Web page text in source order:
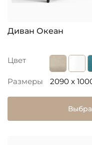
Диван Океан
Цвет
Размеры 2090 x